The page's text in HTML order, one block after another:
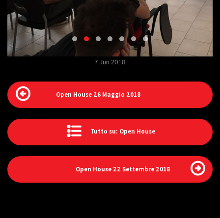
7 Jun 2018
Open House 26 Maggio 2018
Tutto su: Open House
Open House 22 Settembre 2018